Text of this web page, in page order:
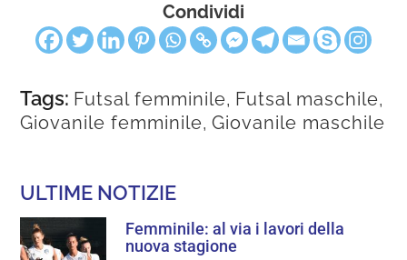
Condividi
Tags: Futsal femminile, Futsal maschile,
Giovanile femminile,Giovanile maschile
ULTIME NOTIZIE
Femminile: al via i lavori della
nuova stagione